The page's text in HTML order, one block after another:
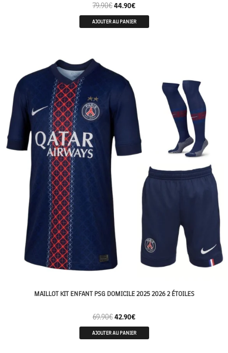
79.90€44.90€
AJOUTER AU PANIER
MAILLOT KIT ENFANT PSG DOMICILE 2025 2026 2 ÉTOILES
69.90€42.90€
AJOUTER AU PANIER